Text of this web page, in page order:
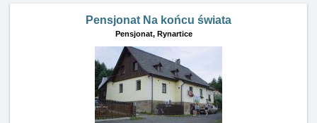
Pensjonat Na końcu świata
Pensjonat, Rynartice